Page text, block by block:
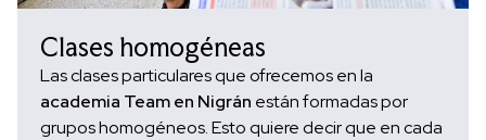
Clases homogéneas
Las clases particulares que ofrecemos en la
academia Team en Nigrán están formadas por
grupos homogéneos. Esto quiere decir que en cada